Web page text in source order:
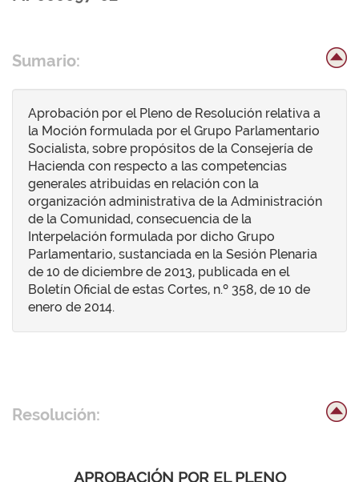
Sumario:
Aprobación por el Pleno de Resolución relativa a
la Moción formulada por el Grupo Parlamentario
Socialista, sobre propósitos de la Consejería de
Hacienda con respecto a las competencias
generales atribuidas en relación con la
organización administrativa de la Administración
de la Comunidad, consecuencia de la
Interpelación formulada por dicho Grupo
Parlamentario, sustanciada en la Sesión Plenaria
de 10 de diciembre de 2013, publicada en el
Boletín Oficial de estas Cortes, n.º 358, de 10 de
enero de 2014.
Resolución:
APROBACIÓN POR EL PLENO